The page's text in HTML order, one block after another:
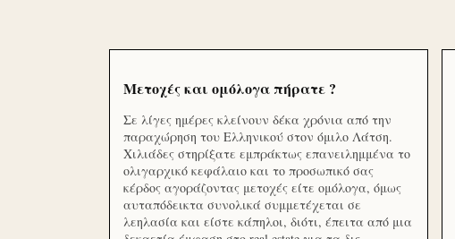
Μετοχές και ομόλογα πήρατε ?
Σε λίγες ημέρες κλείνουν δέκα χρόνια από την
παραχώρηση του Ελληνικού στον όμιλο Λάτση.
Χιλιάδες στηρίξατε εμπράκτως επανειλημμένα το
ολιγαρχικό κεφάλαιο και το προσωπικό σας
κέρδος αγοράζοντας μετοχές είτε ομόλογα, όμως
αυταπόδεικτα συνολικά συμμετέχεται σε
λεηλασία και είστε κάπηλοι, διότι, έπειτα από μια